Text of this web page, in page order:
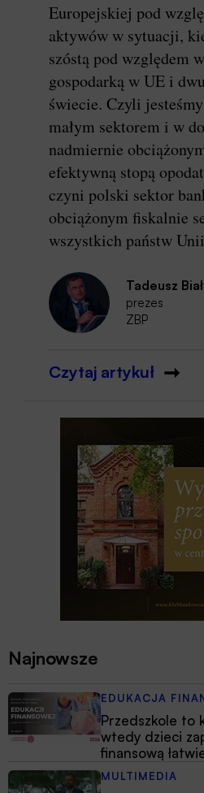
Europejskiej pod
aktywów w sytuacji,
szóstą pod względem
gospodarką w UE i
świecie. Czyli
małym sektorem i w
nadmiernie
efektywną stopą
czyni polski sektor
obciążonym fiskalnie
wszystkich państw
Tadeusz
prezes
ZBP
Czytaj artykuł
Najnowsze
EDUKACJA
Przedszkole to
wtedy dzieci
finansową
MULTIMEDIA